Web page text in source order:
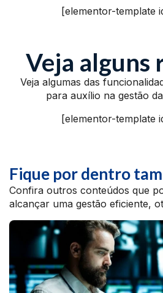
[elementor-template
Veja alguns
Veja algumas das
para auxílio na gestão
[elementor-template
Fique por dentro
Confira outros conteúdos que
alcançar uma gestão eficiente,